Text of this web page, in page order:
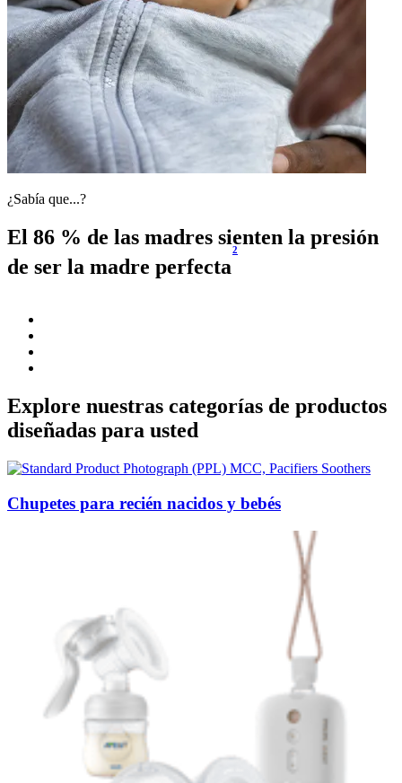
¿Sabía que...?
El 86 % de las madres sienten la presión
de ser la madre perfecta
2
Explore nuestras categorías de productos
diseñadas para usted
Chupetes para recién nacidos y bebés